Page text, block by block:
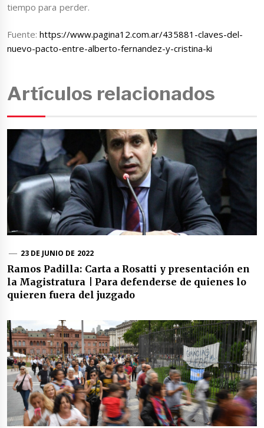
tiempo para perder.
Fuente:https://www.pagina12.com.ar/435881-claves-del-
nuevo-pacto-entre-alberto-fernandez-y-cristina-ki
Artículos relacionados
23 DE JUNIO DE 2022
Ramos Padilla: Carta a Rosatti y presentación en
la Magistratura | Para defenderse de quienes lo
quieren fuera del juzgado